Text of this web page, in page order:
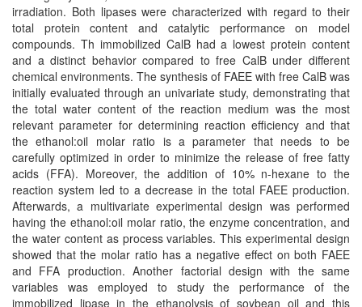
irradiation. Both lipases were characterized with regard to their
total protein content and catalytic performance on model
compounds. Th immobilized CalB had a lowest protein content
and a distinct behavior compared to free CalB under different
chemical environments. The synthesis of FAEE with free CalB was
initially evaluated through an univariate study, demonstrating that
the total water content of the reaction medium was the most
relevant parameter for determining reaction efficiency and that
the ethanol:oil molar ratio is a parameter that needs to be
carefully optimized in order to minimize the release of free fatty
acids (FFA). Moreover, the addition of 10% n-hexane to the
reaction system led to a decrease in the total FAEE production.
Afterwards, a multivariate experimental design was performed
having the ethanol:oil molar ratio, the enzyme concentration, and
the water content as process variables. This experimental design
showed that the molar ratio has a negative effect on both FAEE
and FFA production. Another factorial design with the same
variables was employed to study the performance of the
immobilized lipase in the ethanolysis of soybean oil and this